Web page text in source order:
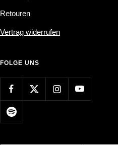
Retouren
Vertrag widerrufen
FOLGE UNS